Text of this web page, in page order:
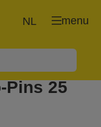
menu
NL
Pins 25